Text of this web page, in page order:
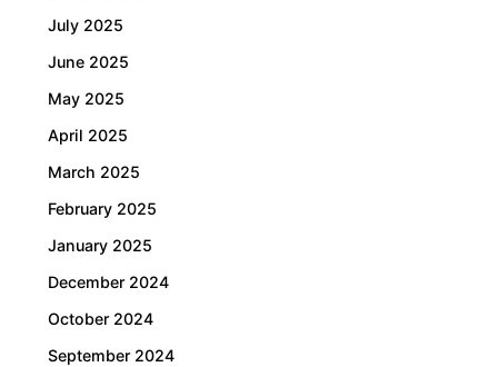
July 2025
June 2025
May 2025
April 2025
March 2025
February 2025
January 2025
December 2024
October 2024
September 2024